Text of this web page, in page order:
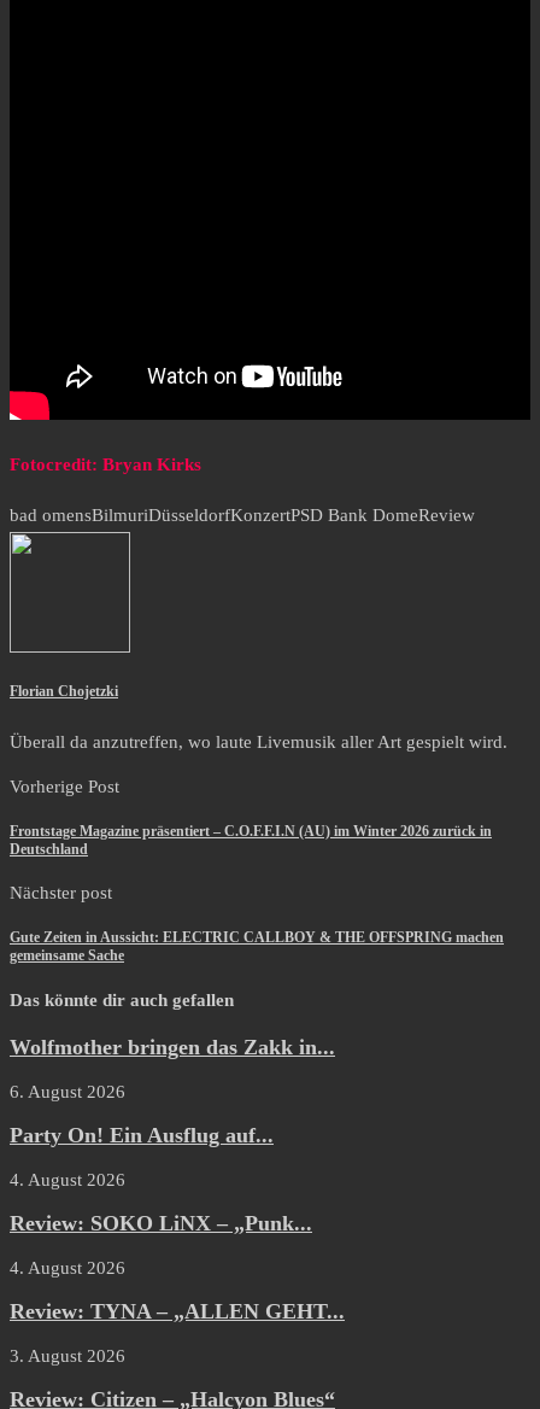
Fotocredit: Bryan Kirks
bad omensBilmuriDüsseldorfKonzertPSD Bank DomeReview
Florian Chojetzki
Überall da anzutreffen, wo laute Livemusik aller Art gespielt wird.
Vorherige Post
Frontstage Magazine präsentiert – C.O.F.F.I.N (AU) im Winter 2026 zurück in
Deutschland
Nächster post
Gute Zeiten in Aussicht: ELECTRIC CALLBOY & THE OFFSPRING machen
gemeinsame Sache
Das könnte dir auch gefallen
Wolfmother bringen das Zakk in...
6. August 2026
Party On! Ein Ausflug auf...
4. August 2026
Review: SOKO LiNX – „Punk...
4. August 2026
Review: TYNA – „ALLEN GEHT...
3. August 2026
Review: Citizen – „Halcyon Blues“